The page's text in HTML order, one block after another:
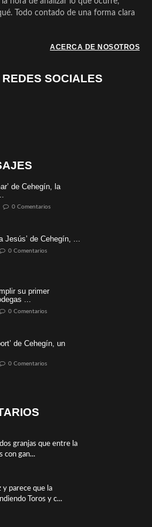
Todo contado de una forma clara
ACERCA DE NOSOTROS
SOCIALES
de Cehegín, la
0 Comentarios
Jesús’ de Cehegín, ...
0 Comentarios
su primer
...
0 Comentarios
de Cehegín, un
0 Comentarios
granjas que entre la
con gan...
y parece que la
Toros y c...